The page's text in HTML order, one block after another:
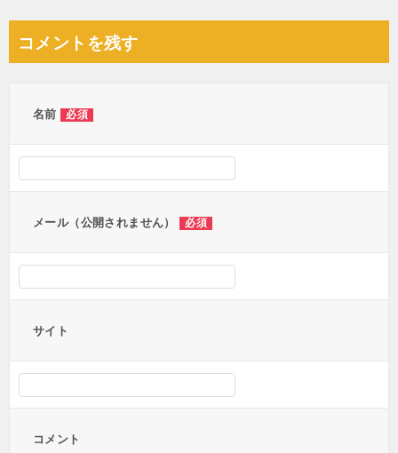
ビ
コメントを残す
名前 必須
メール（公開されません） 必須
サイト
コメント